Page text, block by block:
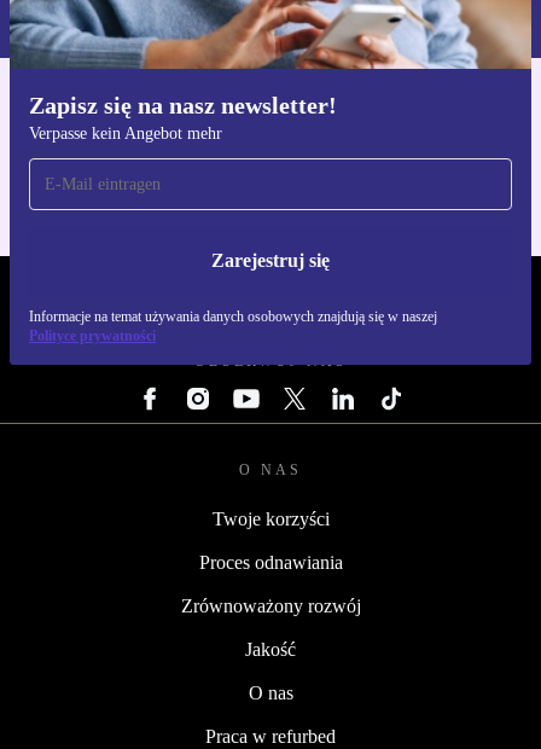
Zapisz się na nasz newsletter!
Verpasse kein Angebot mehr
Zarejestruj się
Informacje na temat używania danych osobowych znajdują się w naszej
Polityce prywatności
naszej
Polityce prywatności
Pobierz aplikację refurbed
Dla iOS i Android
OBSERWUJ NAS
O NAS
Twoje korzyści
Proces odnawiania
Zrównoważony rozwój
Jakość
O nas
Praca w refurbed